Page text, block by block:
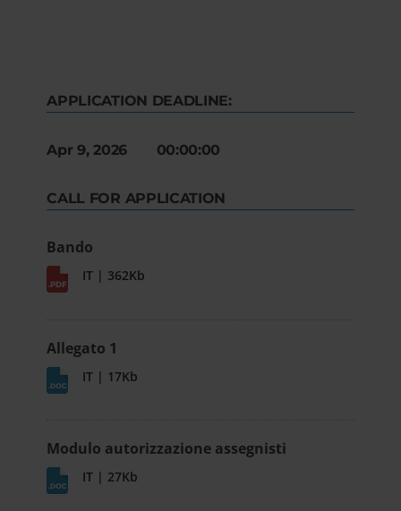
APPLICATION DEADLINE:
Apr 9, 2026 00:00:00
CALL FOR APPLICATION
Bando
IT | 362Kb
Allegato 1
IT | 17Kb
Modulo autorizzazione assegnisti
IT | 27Kb